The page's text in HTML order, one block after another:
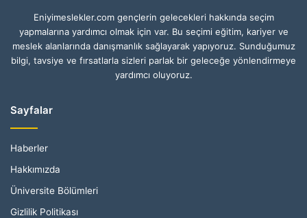
Eniyimeslekler.com gençlerin gelecekleri hakkında seçim
yapmalarına yardımcı olmak için var. Bu seçimi eğitim, kariyer ve
meslek alanlarında danışmanlık sağlayarak yapıyoruz. Sunduğumuz
bilgi, tavsiye ve fırsatlarla sizleri parlak bir geleceğe yönlendirmeye
yardımcı oluyoruz.
Sayfalar
Haberler
Hakkımızda
Üniversite Bölümleri
Gizlilik Politikası